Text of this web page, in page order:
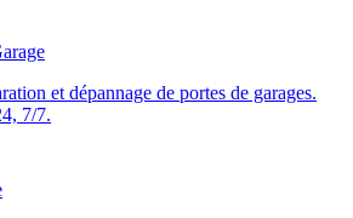
et dépannage de portes de garages.
7/7.